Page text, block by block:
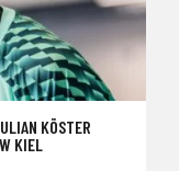
KÖSTER
KIEL